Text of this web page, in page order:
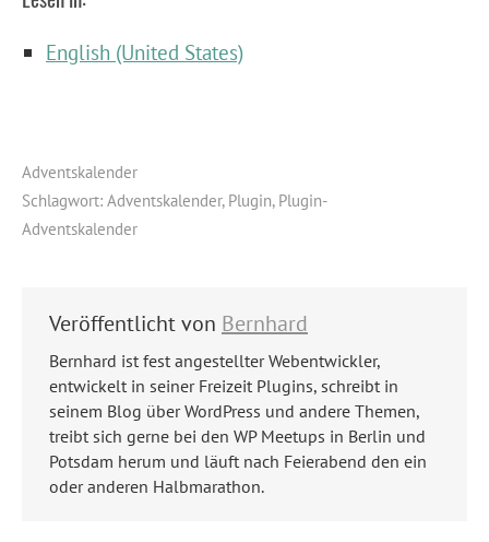
English (United States)
Adventskalender
Schlagwort: Adventskalender, Plugin, Plugin-
Adventskalender
Veröffentlicht von Bernhard
Bernhard ist fest angestellter Webentwickler,
entwickelt in seiner Freizeit Plugins, schreibt in
seinem Blog über WordPress und andere Themen,
treibt sich gerne bei den WP Meetups in Berlin und
Potsdam herum und läuft nach Feierabend den ein
oder anderen Halbmarathon.